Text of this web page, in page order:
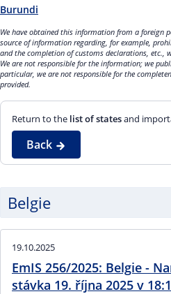
Burundi
We have obtained this information from a foreign
source of information regarding, for example,
and the completion of customs declarations, etc.,
We are not responsible for the information; we
particular, we are not responsible for the
provided.
Return to the list of statesand
Back
Belgie
19.10.2025
EmIS 256/2025: Belgie -
stávka 19. října 2025 v